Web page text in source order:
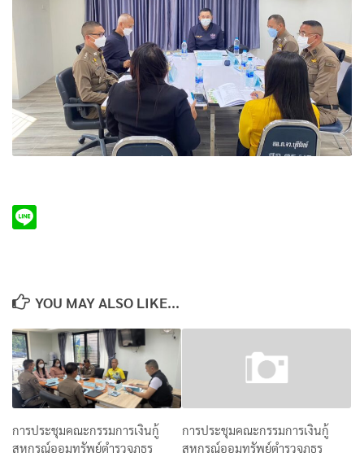
YOU MAY ALSO LIKE...
การประชุมคณะกรรมการเงินกู้
สหกรณ์ออมทรัพย์ตำรวจภูธร
การประชุมคณะกรรมการเงินกู้
สหกรณ์ออมทรัพย์ตำรวจภูธร